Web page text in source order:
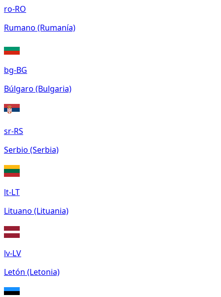
ro-RO
Rumano (Rumanía)
bg-BG
Búlgaro (Bulgaria)
sr-RS
Serbio (Serbia)
lt-LT
Lituano (Lituania)
lv-LV
Letón (Letonia)